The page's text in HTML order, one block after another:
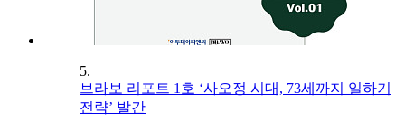
5.
브라보 리포트 1호 ‘사오정 시대, 73세까지 일하기
전략’ 발간